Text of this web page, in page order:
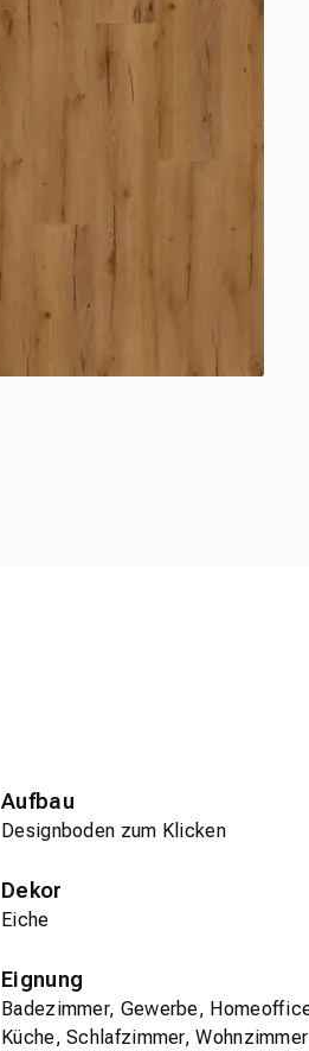
Aufbau
Designboden zum Klicken
Dekor
Eiche
Eignung
Badezimmer, Gewerbe,
Küche, Schlafzimmer, Wohnzimmer